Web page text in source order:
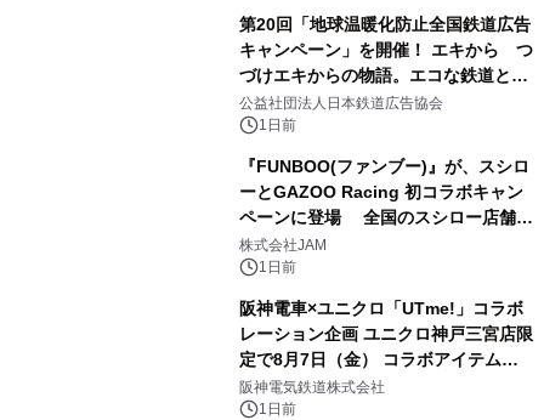
第20回「地球温暖化防止全国鉄道広告
キャンペーン」を開催！ エキから つ
づけエキからの物語。エコな鉄道とと
もに。
公益社団法人日本鉄道広告協会
1日前
『FUNBOO(ファンブー)』が、スシロ
ーとGAZOO Racing 初コラボキャン
ペーンに登場 全国のスシロー店舗で
GR 4車種の FUNBOO(ミニカー)付き
メニューが展開されます
株式会社JAM
1日前
阪神電車×ユニクロ「UTme!」コラボ
レーション企画 ユニクロ神戸三宮店限
定で8月7日（金） コラボアイテムが
発売決定！
阪神電気鉄道株式会社
1日前